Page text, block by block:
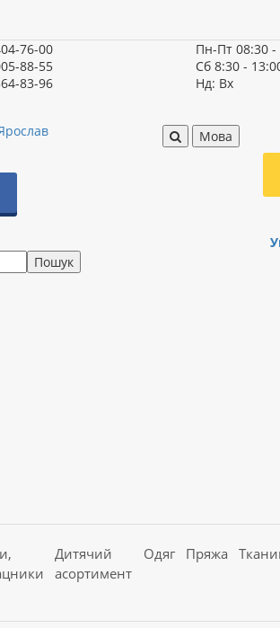
76-00
88-55
83-96
Пн-Пт08:30 -
Сб8:30 -
Нд: Вх
Мова
Дитячий
асортимент
Одяг Пряжа